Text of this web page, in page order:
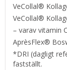
VeCollal®
VeCollal®
– varav vitamin C
AprèsFlex®
*DRI (dagligt
fastställt.